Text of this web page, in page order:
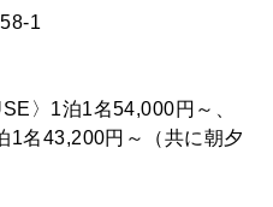
1
〉1泊1名54,000円～、
1名43,200円～（共に朝夕